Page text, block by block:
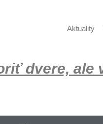
Aktuality
dvere,